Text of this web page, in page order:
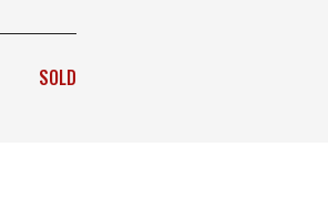
SOLD